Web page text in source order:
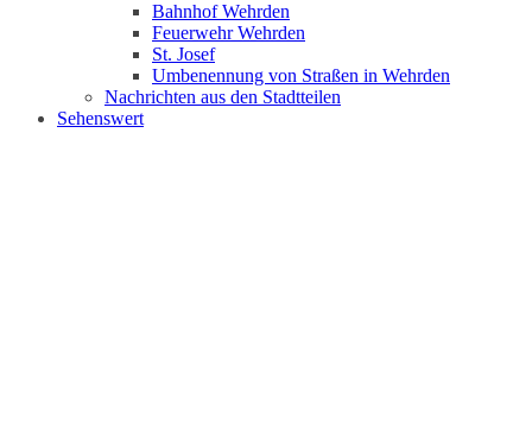
Bahnhof Wehrden
Feuerwehr Wehrden
St. Josef
Umbenennung von Straßen in Wehrden
Nachrichten aus den Stadtteilen
Sehenswert